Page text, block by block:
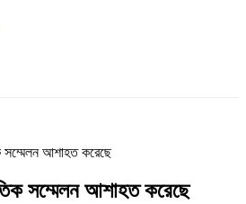
সম্মেলন আশাহত করেছে
সম্মেলন আশাহত করেছে